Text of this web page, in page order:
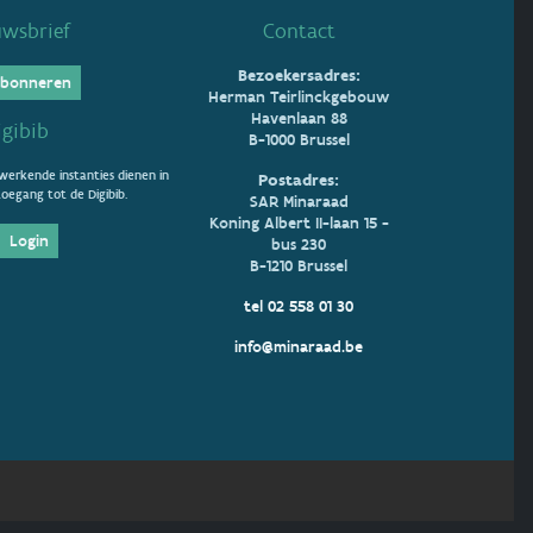
instanties dienen in
tot de Digibib.
Login
Contact
Bezoekersadres:
Herman Teirlinckgebouw
Havenlaan 88
B-1000 Brussel
Postadres:
SAR Minaraad
Koning Albert II-laan 15 -
bus 230
B-1210 Brussel
tel 02 558 01 30
info@minaraad.be